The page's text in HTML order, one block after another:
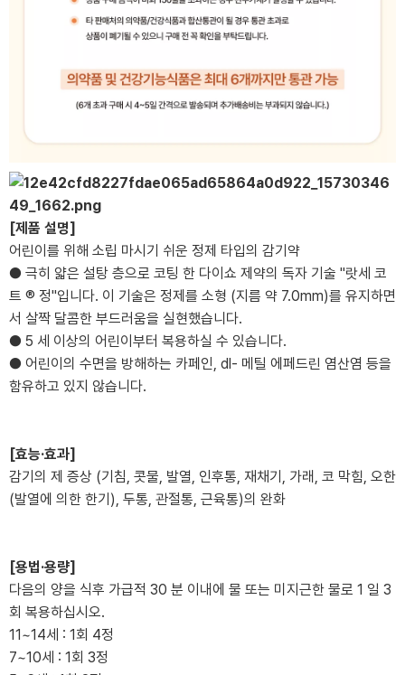
[제품 설명]
어린이를 위해 소립 마시기 쉬운 정제 타입의 감기약
● 극히 얇은 설탕 층으로 코팅 한 다이쇼 제약의 독자 기술 "랏세 코
트 ® 정"입니다. 이 기술은 정제를 소형 (지름 약 7.0mm)를 유지하면
서 살짝 달콤한 부드러움을 실현했습니다.
● 5 세 이상의 어린이부터 복용하실 수 있습니다.
● 어린이의 수면을 방해하는 카페인, dl- 메틸 에페드린 염산염 등을
함유하고 있지 않습니다.
[효능·효과]
감기의 제 증상 (기침, 콧물, 발열, 인후통, 재채기, 가래, 코 막힘, 오한
(발열에 의한 한기), 두통, 관절통, 근육통)의 완화
[용법·용량]
다음의 양을 식후 가급적 30 분 이내에 물 또는 미지근한 물로 1 일 3
회 복용하십시오.
11~14세 : 1회 4정
7~10세 : 1회 3정